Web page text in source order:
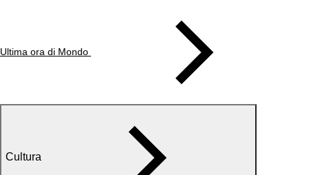
Ultima ora di Mondo
Cultura